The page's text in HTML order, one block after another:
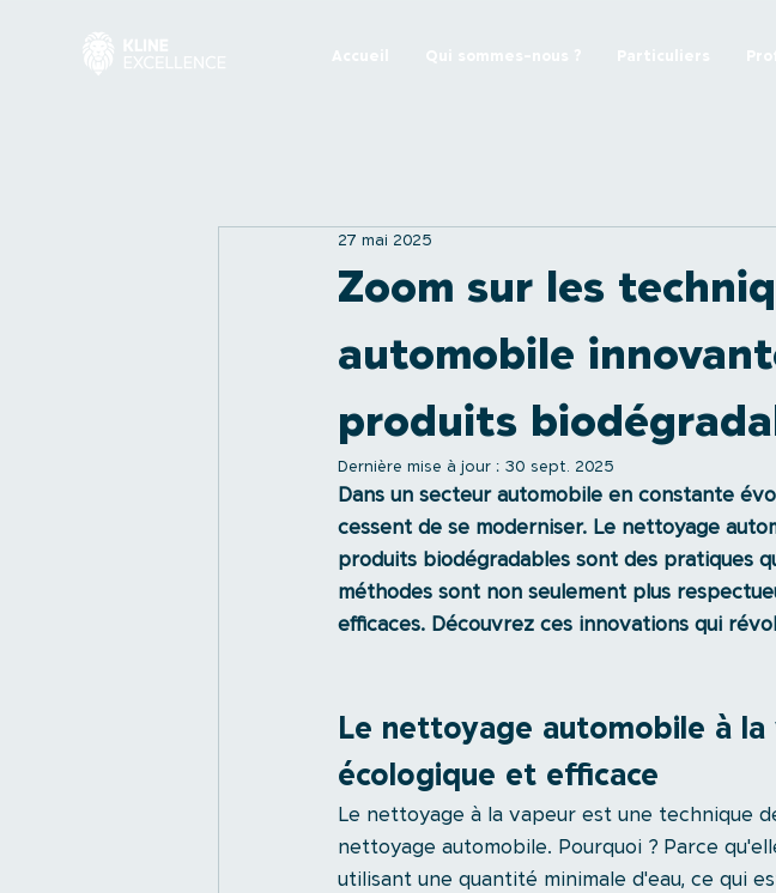
Zoom sur les
automobile
produits
27 mai 2025
Dernière mise à jour : 30 sept. 2025
Dans un secteur automobile en constante
cessent de se moderniser. Le nettoyage
produits biodégradables sont des pratiques
méthodes sont non seulement plus
efficaces. Découvrez ces innovations qui
Le nettoyage automobile à
écologique et efficace
Le nettoyage à la vapeur est une technique
nettoyage automobile. Pourquoi ? Parce
utilisant une quantité minimale d'eau, ce qui